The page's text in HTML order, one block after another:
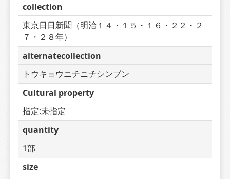
collection
東京日日新聞（明治１４・１５・１６・２２・２
７・２８年）
alternatecollection
トウキョウニチニチシンブン
Cultural property
指定:未指定
quantity
1部
size